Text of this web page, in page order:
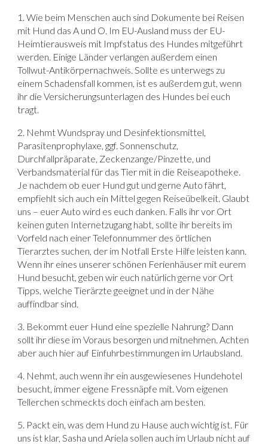
1. Wie beim Menschen auch sind Dokumente bei Reisen
mit Hund das A und O. Im EU-Ausland muss der EU-
Heimtierausweis mit Impfstatus des Hundes mitgeführt
werden. Einige Länder verlangen außerdem einen
Tollwut-Antikörpernachweis. Sollte es unterwegs zu
einem Schadensfall kommen, ist es außerdem gut, wenn
ihr die Versicherungsunterlagen des Hundes bei euch
tragt.
2. Nehmt Wundspray und Desinfektionsmittel,
Parasitenprophylaxe, ggf. Sonnenschutz,
Durchfallpräparate, Zeckenzange/Pinzette, und
Verbandsmaterial für das Tier mit in die Reiseapotheke.
Je nachdem ob euer Hund gut und gerne Auto fährt,
empfiehlt sich auch ein Mittel gegen Reiseübelkeit. Glaubt
uns – euer Auto wird es euch danken. Falls ihr vor Ort
keinen guten Internetzugang habt, sollte ihr bereits im
Vorfeld nach einer Telefonnummer des örtlichen
Tierarztes suchen, der im Notfall Erste Hilfe leisten kann.
Wenn ihr eines unserer schönen Ferienhäuser mit eurem
Hund besucht, geben wir euch natürlich gerne vor Ort
Tipps, welche Tierärzte geeignet und in der Nähe
auffindbar sind.
3. Bekommt euer Hund eine spezielle Nahrung? Dann
sollt ihr diese im Voraus besorgen und mitnehmen. Achten
aber auch hier auf Einfuhrbestimmungen im Urlaubsland.
4. Nehmt, auch wenn ihr ein ausgewiesenes Hundehotel
besucht, immer eigene Fressnäpfe mit. Vom eigenen
Tellerchen schmeckts doch einfach am besten.
5. Packt ein, was dem Hund zu Hause auch wichtig ist. Für
uns ist klar, Sasha und Ariela sollen auch im Urlaub nicht auf